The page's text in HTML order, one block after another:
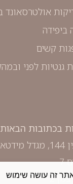
אולטרסאונד
ביפידה
קשים
לפני
בכתובות
7
2
זה עושה שימוש